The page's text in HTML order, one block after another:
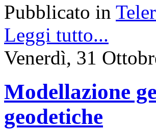
Pubblicato in
Leggi tutto...
Venerdì, 31
Modellazione
geodetiche